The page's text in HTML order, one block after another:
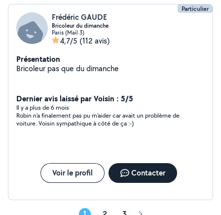
Particulier
Frédéric GAUDE
Bricoleur du dimanche
Paris (Mail 3)
4,7/5 (112 avis)
Présentation
Bricoleur pas que du dimanche
Dernier avis laissé par Voisin : 5/5
Il y a plus de 6 mois
Robin n'a finalement pas pu m'aider car avait un problème de
voiture. Voisin sympathique à côté de ça :-)
Voir le profil Contacter